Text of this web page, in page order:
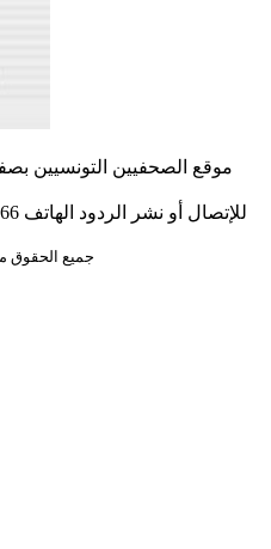
موقع الصحفيين التونسيين
جميع الحقوق